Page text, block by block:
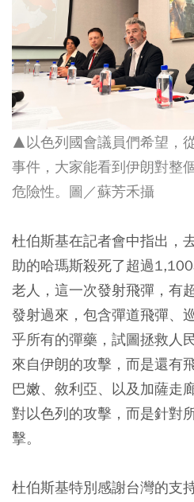
▲以色列國會議員們希望，
事件，大家能看到伊朗對整
危險性。圖／蘇芳禾攝
杜伯斯基在記者會中指出，
助的哈瑪斯殺死了超過1,100
老人，這一次發射飛彈，有
發射過來，包含彈道飛彈、
乎所有的彈藥，試圖拯救人
來自伊朗的攻擊，而是還有
巴嫩、敘利亞、以及加薩走
對以色列的攻擊，而是針對
擊。
杜伯斯基特別感謝台灣的支